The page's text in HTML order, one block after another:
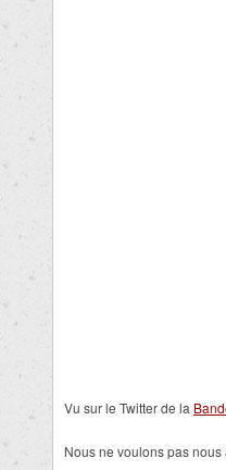
Vu sur le Twitter de la
Nous ne voulons pas